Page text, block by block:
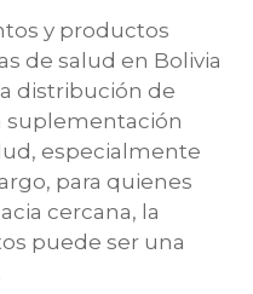
y productos
de salud en Bolivia
distribución de
suplementación
especialmente
para quienes
cercana, la
puede ser una